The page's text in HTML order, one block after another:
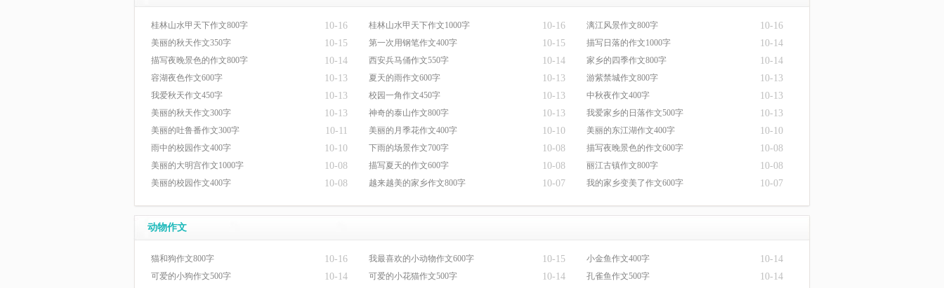
桂林山水甲天下作文800字 10-16 桂林山水甲天下作文1000字 10-16 漓江风景作文800字 10-16
美丽的秋天作文350字 10-15 第一次用钢笔作文400字 10-15 描写日落的作文1000字 10-14
描写夜晚景色的作文800字 10-14 西安兵马俑作文550字 10-14 家乡的四季作文800字 10-14
容湖夜色作文600字 10-13 夏天的雨作文600字 10-13 游紫禁城作文800字 10-13
我爱秋天作文450字 10-13 校园一角作文450字 10-13 中秋夜作文400字 10-13
美丽的秋天作文300字 10-13 神奇的泰山作文800字 10-13 我爱家乡的日落作文500字 10-13
美丽的吐鲁番作文300字 10-11 美丽的月季花作文400字 10-10 美丽的东江湖作文400字 10-10
雨中的校园作文400字 10-10 下雨的场景作文700字 10-08 描写夜晚景色的作文600字 10-08
美丽的大明宫作文1000字 10-08 描写夏天的作文600字 10-08 丽江古镇作文800字 10-08
美丽的校园作文400字 10-08 越来越美的家乡作文800字 10-07 我的家乡变美了作文600字 10-07
动物作文
猫和狗作文800字 10-16 我最喜欢的小动物作文600字 10-15 小金鱼作文400字 10-14
可爱的小狗作文500字 10-14 可爱的小花猫作文500字 10-14 孔雀鱼作文500字 10-14